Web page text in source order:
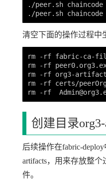
./peer.sh
清空下面的操作过程中
rm -rf fabric-ca-
rm -rf
rm -rf org3-
rm -rf certs/
rm -rf
创建目录
后续操作在fabric-
artifacts，用来存放整
件。